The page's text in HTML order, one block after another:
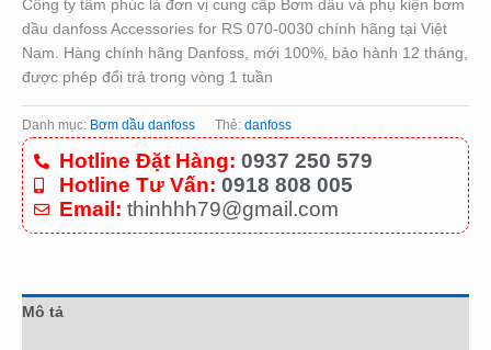
Công ty tâm phúc là đơn vị cung cấp Bơm dầu và phụ kiện bơm
dầu danfoss Accessories for RS 070-0030 chính hãng tại Việt
Nam. Hàng chính hãng Danfoss, mới 100%, bảo hành 12 tháng,
được phép đổi trả trong vòng 1 tuần
Danh mục: Bơm dầu danfoss Thẻ: danfoss
Hotline Đặt Hàng: 0937 250 579
Hotline Tư Vấn: 0918 808 005
Email: thinhhh79@gmail.com
Mô tả